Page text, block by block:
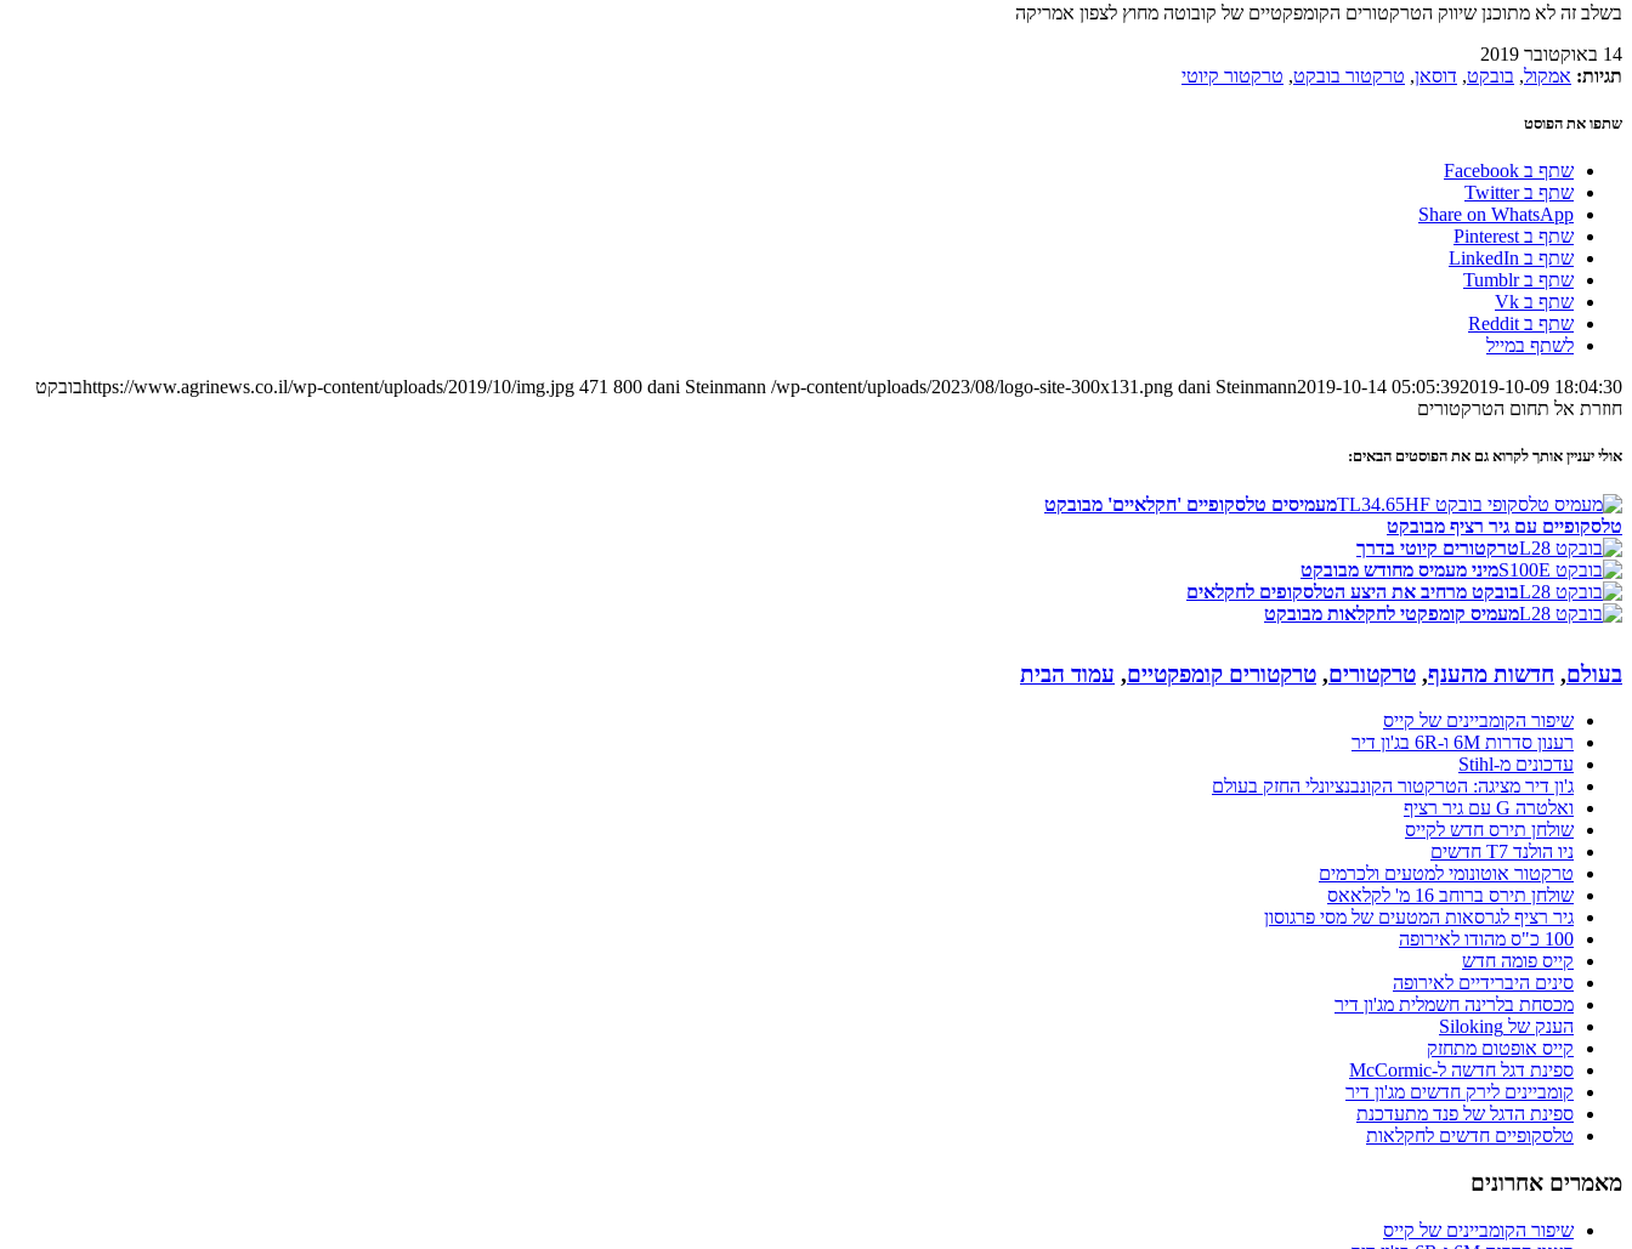
בשלב זה לא מתוכנן שיווק הטרקטורים הקומפקטיים של קובוטה מחוץ לצפון אמריקה
14 באוקטובר 2019
תגיות: אמקול, בובקט, דוסאן, טרקטור בובקט, טרקטור קיוטי
שתפו את הפוסט
שתף ב Facebook
שתף ב Twitter
Share on WhatsApp
שתף ב Pinterest
שתף ב LinkedIn
שתף ב Tumblr
שתף ב Vk
שתף ב Reddit
לשתף במייל
https://www.agrinews.co.il/wp-content/uploads/2019/10/img.jpg 471 800 dani Steinmann /wp-content/uploads/2023/08/logo-site-300x131.png dani Steinmann2019-10-14 05:05:392019-10-09 18:04:30
בובקט
חוזרת אל תחום הטרקטורים
אולי יעניין אותך לקרוא גם את הפוסטים הבאים:
מעמיסים טלסקופיים 'חקלאיים' מבובקט
טלסקופיים עם גיר רציף מבובקט
טרקטורים קיוטי בדרך
מיני מעמיס מחודש מבובקט
בובקט מרחיב את היצע הטלסקופים לחקלאים
מעמיס קומפקטי לחקלאות מבובקט
בעולם, חדשות מהענף, טרקטורים, טרקטורים קומפקטיים, עמוד הבית
שיפור הקומביינים של קייס
רענון סדרות 6M ו-6R בג'ון דיר
עדכונים מ-Stihl
ג'ון דיר מציגה: הטרקטור הקונבנציונלי החזק בעולם
ואלטרה G עם גיר רציף
שולחן תירס חדש לקייס
ניו הולנד T7 חדשים
טרקטור אוטונומי למטעים ולכרמים
שולחן תירס ברוחב 16 מ' לקלאאס
גיר רציף לגרסאות המטעים של מסי פרגוסון
100 כ"ס מהודו לאירופה
קייס פומה חדש
סינים היברידיים לאירופה
מכסחת בלרינה חשמלית מג'ון דיר
הענק של Siloking
קייס אופטום מתחזק
ספינת דגל חדשה ל-McCormic
קומביינים לירק חדשים מג'ון דיר
ספינת הדגל של פנד מתעדכנת
טלסקופיים חדשים לחקלאות
מאמרים אחרונים
שיפור הקומביינים של קייס